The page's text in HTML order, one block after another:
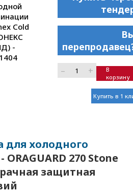
Cold
-
– +
В
корзину
Купить в 1
для холодного
- ORAGUARD 270 Stone
защитная